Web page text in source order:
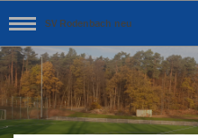
SV Rodenbach neu